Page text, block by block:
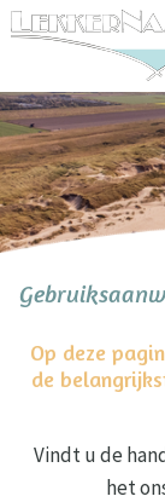
Op deze
de
Vindt u de
het